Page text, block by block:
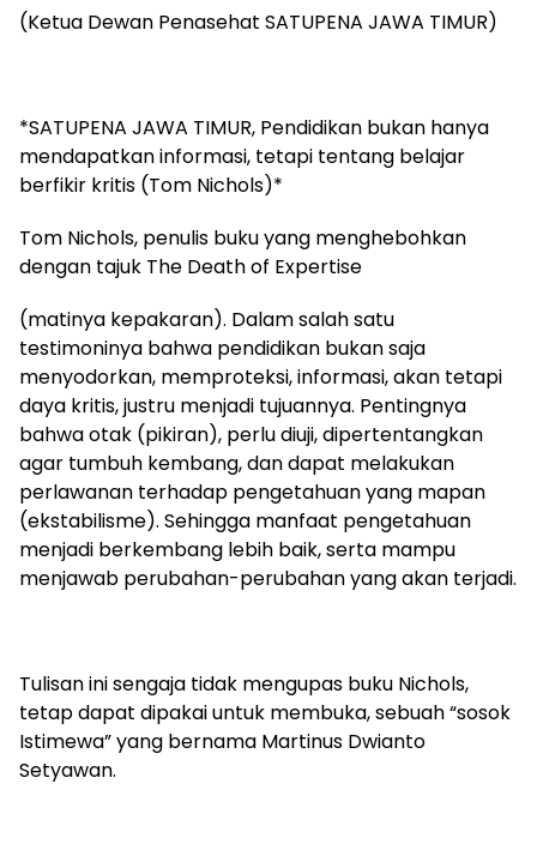
(Ketua Dewan Penasehat SATUPENA JAWA TIMUR)
*SATUPENA JAWA TIMUR, Pendidikan bukan hanya
mendapatkan informasi, tetapi tentang belajar
berfikir kritis (Tom Nichols)*
Tom Nichols, penulis buku yang menghebohkan
dengan tajuk The Death of Expertise
(matinya kepakaran). Dalam salah satu
testimoninya bahwa pendidikan bukan saja
menyodorkan, memproteksi, informasi, akan tetapi
daya kritis, justru menjadi tujuannya. Pentingnya
bahwa otak (pikiran), perlu diuji, dipertentangkan
agar tumbuh kembang, dan dapat melakukan
perlawanan terhadap pengetahuan yang mapan
(ekstabilisme). Sehingga manfaat pengetahuan
menjadi berkembang lebih baik, serta mampu
menjawab perubahan-perubahan yang akan terjadi.
Tulisan ini sengaja tidak mengupas buku Nichols,
tetap dapat dipakai untuk membuka, sebuah “sosok
Istimewa” yang bernama Martinus Dwianto
Setyawan.